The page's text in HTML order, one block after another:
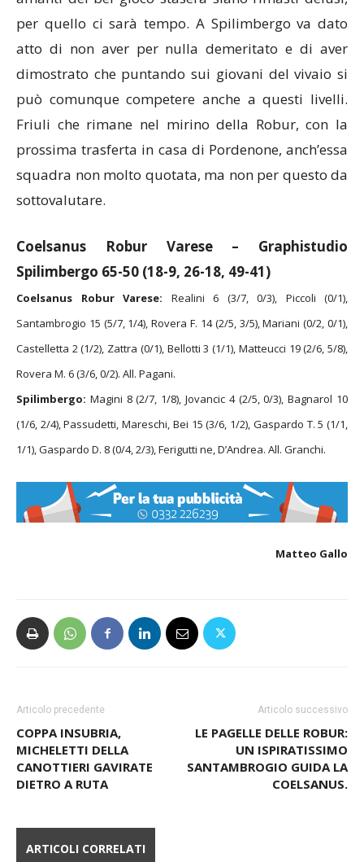
per quello ci sarà tempo. A Spilimbergo va dato
atto di non aver per nulla demeritato e di aver
dimostrato che puntando sui giovani del vivaio si
può comunque competere anche a questi livelli.
Friuli che rimane nel mirino della Robur, con la
prossima trasferta in casa di Pordenone, anch’essa
squadra non molto quotata, ma non per questo da
sottovalutare.
Coelsanus Robur Varese – Graphistudio
Spilimbergo 65-50 (18-9, 26-18, 49-41)
Coelsanus Robur Varese: Realini 6 (3/7, 0/3), Piccoli (0/1),
Santambrogio 15 (5/7, 1/4), Rovera F. 14 (2/5, 3/5), Mariani (0/2, 0/1),
Castelletta 2 (1/2), Zattra (0/1), Bellotti 3 (1/1), Matteucci 19 (2/6, 5/8),
Rovera M. 6 (3/6, 0/2). All. Pagani.
Spilimbergo: Magini 8 (2/7, 1/8), Jovancic 4 (2/5, 0/3), Bagnarol 10
(1/6, 2/4), Passudetti, Mareschi, Bei 15 (3/6, 1/2), Gaspardo T. 5 (1/1,
1/1), Gaspardo D. 8 (0/4, 2/3), Ferigutti ne, D’Andrea. All. Granchi.
Matteo Gallo
Articolo precedente
COPPA INSUBRIA,
MICHELETTI DELLA
CANOTTIERI GAVIRATE
DIETRO A RUTA
Articolo successivo
LE PAGELLE DELLE ROBUR:
UN ISPIRATISSIMO
SANTAMBROGIO GUIDA LA
COELSANUS.
ARTICOLI CORRELATI